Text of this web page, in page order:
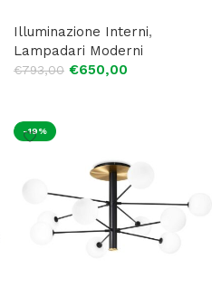
Illuminazione Interni,
Lampadari Moderni
€793,00 €650,00
-19%